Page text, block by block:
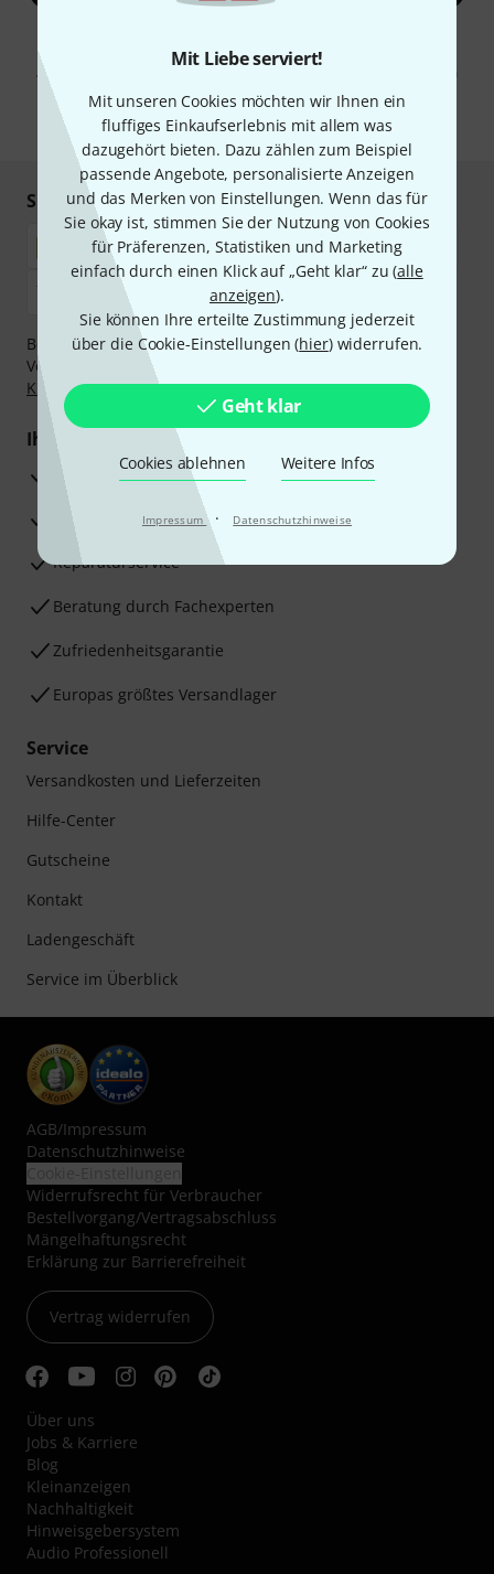
Mit Liebe serviert!
Mit unseren Cookies möchten wir Ihnen ein
fluffiges Einkaufserlebnis mit allem was
dazugehört bieten. Dazu zählen zum Beispiel
passende Angebote, personalisierte Anzeigen
und das Merken von Einstellungen. Wenn das für
Sie okay ist, stimmen Sie der Nutzung von Cookies
für Präferenzen, Statistiken und Marketing
einfach durch einen Klick auf „Geht klar“ zu (alle
anzeigen).
Sie können Ihre erteilte Zustimmung jederzeit
über die Cookie-Einstellungen (hier) widerrufen.
Geht klar
Cookies ablehnen Weitere Infos
Impressum · Datenschutzhinweise
Werbung und einer Messung des E-Mail-Nutzungsverhaltens zu. Die
Abmeldung ist jederzeit möglich. Weitere Informationen finden Sie in
* Pflichtfeld
Sicher einkaufen & bezahlen
Bezahlen Sie vertraulich und sicher per Nachnahme,
Vorkasse, PayPal, Amazon Pay,
Klarna Ratenzahlungoder Kreditkarte.
Ihre Vorteile
3 Jahre Thomann Garantie
30 Tage Money-Back-Garantie
Reparaturservice
Beratung durch Fachexperten
Zufriedenheitsgarantie
Europas größtes Versandlager
Service
Versandkosten und Lieferzeiten
Hilfe-Center
Gutscheine
Kontakt
Ladengeschäft
Service im Überblick
AGB/Impressum
Datenschutzhinweise
Widerrufsrecht für Verbraucher
Bestellvorgang/Vertragsabschluss
Mängelhaftungsrecht
Erklärung zur Barrierefreiheit
Vertrag widerrufen
Über uns
Jobs & Karriere
Blog
Kleinanzeigen
Nachhaltigkeit
Hinweisgebersystem
Audio Professionell